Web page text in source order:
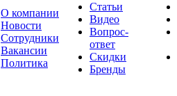
О компании
Новости
Сотрудники
Вакансии
Политика
Статьи
Видео
Вопрос-
ответ
Скидки
Бренды